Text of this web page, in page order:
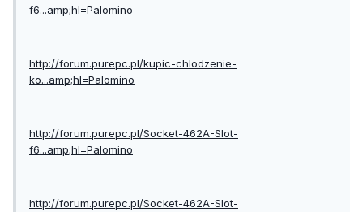
f6...amp;hl=Palomino
http://forum.purepc.pl/kupic-chlodzenie-
ko...amp;hl=Palomino
http://forum.purepc.pl/Socket-462A-Slot-
f6...amp;hl=Palomino
http://forum.purepc.pl/Socket-462A-Slot-